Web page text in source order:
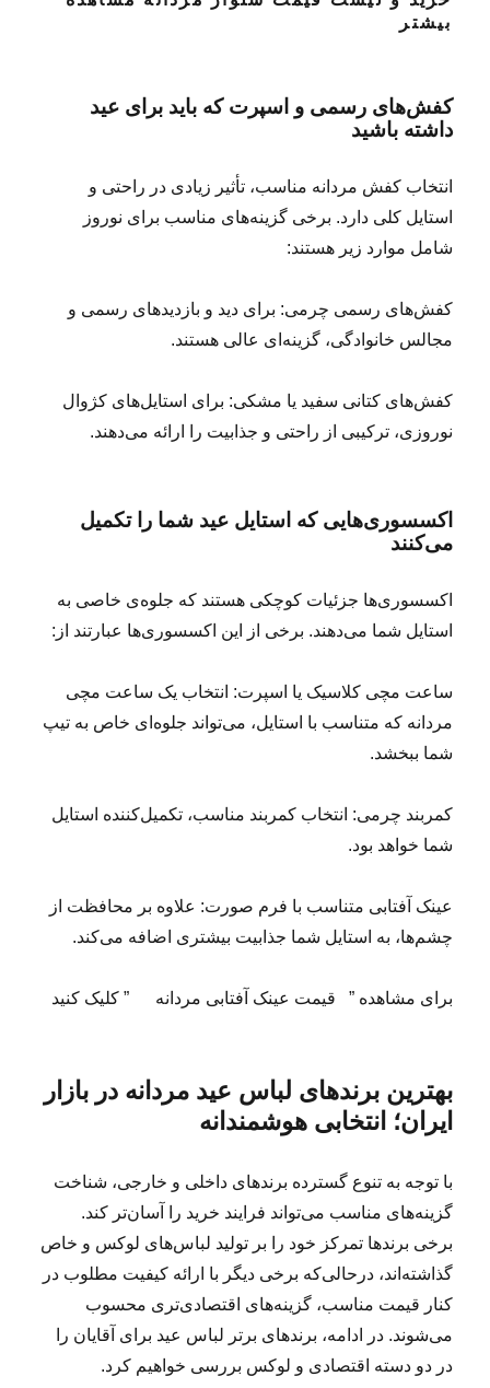
بیشتر
کفش‌های رسمی و اسپرت که باید برای عید
داشته باشید
انتخاب کفش مردانه مناسب، تأثیر زیادی در راحتی و
استایل کلی دارد. برخی گزینه‌های مناسب برای نوروز
شامل موارد زیر هستند:
کفش‌های رسمی چرمی: برای دید و بازدیدهای رسمی و
مجالس خانوادگی، گزینه‌ای عالی هستند.
کفش‌های کتانی سفید یا مشکی: برای استایل‌های کژوال
نوروزی، ترکیبی از راحتی و جذابیت را ارائه می‌دهند.
اکسسوری‌هایی که استایل عید شما را تکمیل
می‌کنند
اکسسوری‌ها جزئیات کوچکی هستند که جلوه‌ی خاصی به
استایل شما می‌دهند. برخی از این اکسسوری‌ها عبارتند از:
ساعت مچی کلاسیک یا اسپرت: انتخاب یک ساعت مچی
مردانه که متناسب با استایل، می‌تواند جلوه‌ای خاص به تیپ
شما ببخشد.
کمربند چرمی: انتخاب کمربند مناسب، تکمیل‌کننده استایل
شما خواهد بود.
عینک آفتابی متناسب با فرم صورت: علاوه بر محافظت از
چشم‌ها، به استایل شما جذابیت بیشتری اضافه می‌کند.
برای مشاهده ” قیمت عینک آفتابی مردانه ” کلیک کنید
بهترین برندهای لباس عید مردانه در بازار
ایران؛ انتخابی هوشمندانه
با توجه به تنوع گسترده برندهای داخلی و خارجی، شناخت
گزینه‌های مناسب می‌تواند فرایند خرید را آسان‌تر کند.
برخی برندها تمرکز خود را بر تولید لباس‌های لوکس و خاص
گذاشته‌اند، درحالی‌که برخی دیگر با ارائه کیفیت مطلوب در
کنار قیمت مناسب، گزینه‌های اقتصادی‌تری محسوب
می‌شوند. در ادامه، برندهای برتر لباس عید برای آقایان را
در دو دسته اقتصادی و لوکس بررسی خواهیم کرد.